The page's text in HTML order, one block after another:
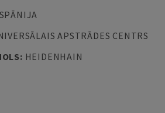
SPĀNIJA
APSTRĀDES CENTRS
: HEIDENHAIN